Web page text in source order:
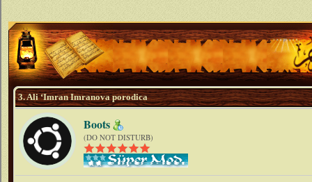
3. Ali ‘Imran Imranova porodica
Boots
(DO NOT DISTURB)